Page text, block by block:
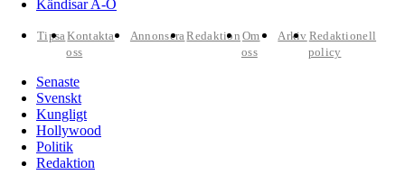
Kändisar A-Ö
TipsaKontakta
oss
AnnonseraRedaktion Om
oss
Arkiv Redaktionell
policy
Senaste
Svenskt
Kungligt
Hollywood
Politik
Redaktion